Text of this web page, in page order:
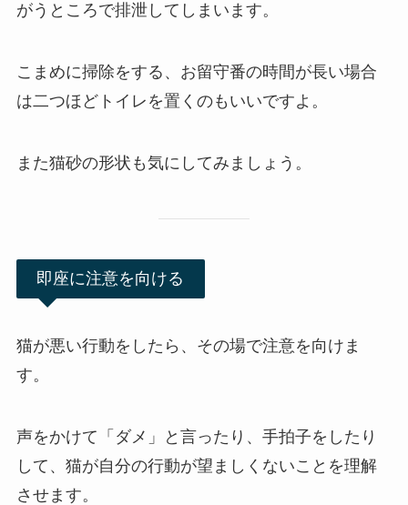
がうところで排泄してしまいます。
こまめに掃除をする、お留守番の時間が長い場合
は二つほどトイレを置くのもいいですよ。
また猫砂の形状も気にしてみましょう。
即座に注意を向ける
猫が悪い行動をしたら、その場で注意を向けま
す。
声をかけて「ダメ」と言ったり、手拍子をしたり
して、猫が自分の行動が望ましくないことを理解
させます。